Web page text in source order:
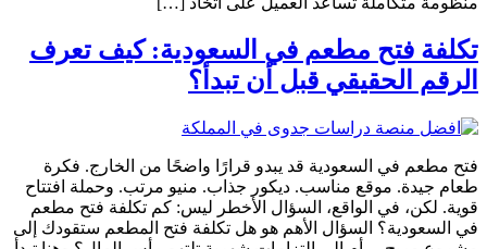
تكلفة فتح مطعم في السعودية: كيف تعرف
الرقم الحقيقي قبل أن تبدأ؟
فتح مطعم في السعودية قد يبدو قرارًا واضحًا من الخارج. فكرة
طعام جيدة. موقع مناسب. ديكور جذاب. منيو مرتب. وحملة افتتاح
قوية. لكن، في الواقع، السؤال الأخطر ليس: كم تكلفة فتح مطعم
في السعودية؟ السؤال الأهم هو هل تكلفة فتح المطعم ستقودك إلى